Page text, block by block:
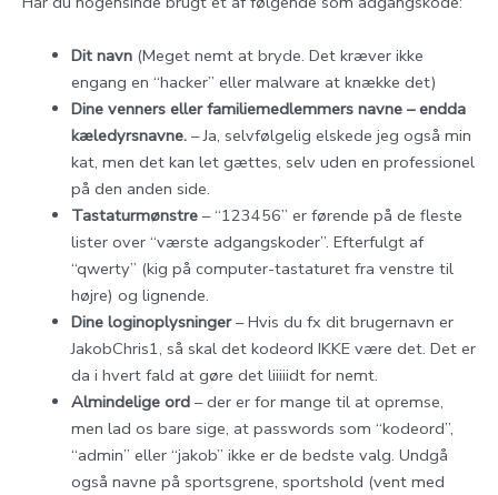
Dit navn(Meget nemt at bryde. Det kræver ikke
engang en “hacker” eller malware at knække det)
Dine venners eller familiemedlemmers navne – endda
kæledyrsnavne.– Ja, selvfølgelig elskede jeg også min
kat, men det kan let gættes, selv uden en professionel
på den anden side.
Tastaturmønstre– “123456” er førende på de fleste
lister over “værste adgangskoder”. Efterfulgt af
“qwerty” (kig på computer-tastaturet fra venstre til
højre) og lignende.
Dine loginoplysninger– Hvis du fx dit brugernavn er
JakobChris1, så skal det kodeord IKKE være det. Det er
da i hvert fald at gøre det liiiiidt for nemt.
Almindelige ord– der er for mange til at opremse,
men lad os bare sige, at passwords som “kodeord”,
“admin” eller “jakob” ikke er de bedste valg. Undgå
også navne på sportsgrene, sportshold (vent med